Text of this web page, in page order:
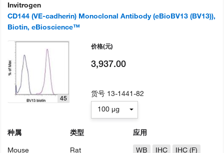
Invitrogen
CD144 (VE-cadherin) Monoclonal Antibody (eBioBV13 (BV13)),
Biotin, eBioscience™
45
种属
Mouse
类型
Rat
应用
WB
IHC IHC (F)
价格(元)
3,937.00
货号 13-1441-82
100 µg